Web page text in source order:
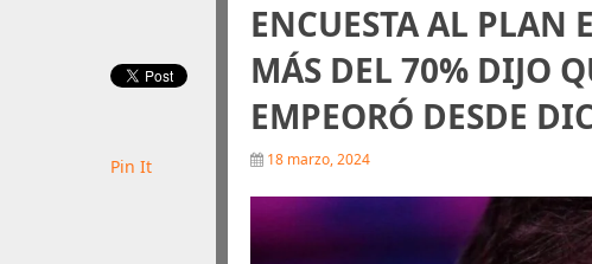
ENCUESTA AL PLAN
MÁS DEL 70% DIJO
EMPEORÓ DESDE
18 marzo, 2024
Pin It